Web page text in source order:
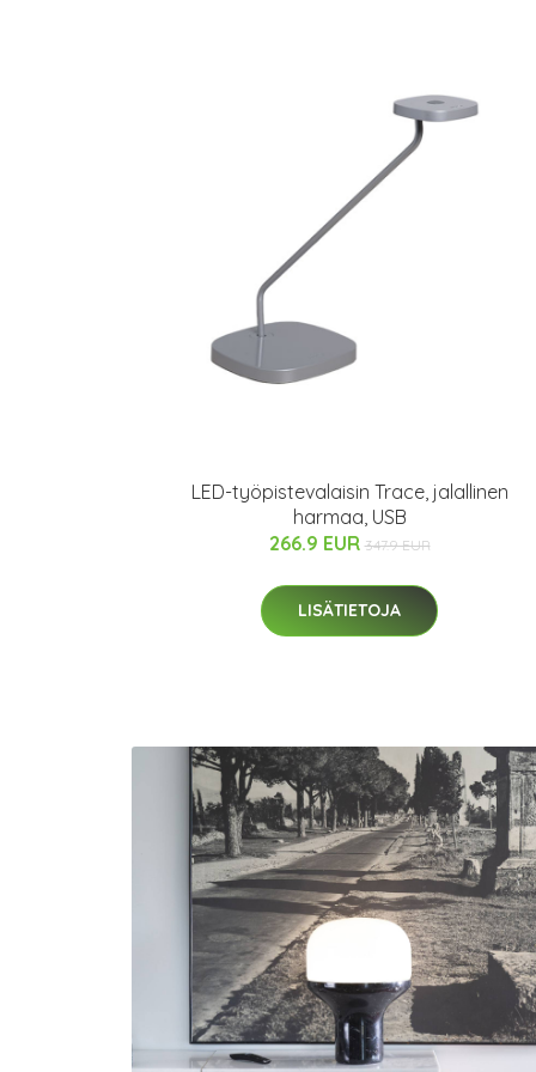
LED-työpistevalaisin Trace, jalallinen
harmaa, USB
266.9 EUR 347.9 EUR
LISÄTIETOJA